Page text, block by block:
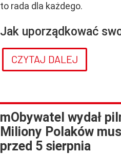
to rada dla każdego.
Jak uporządkować
CZYTAJ DALEJ
mObywatel wydał
Miliony Polaków
przed 5 sierpnia